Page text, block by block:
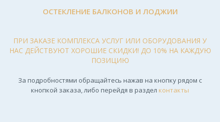
ОСТЕКЛЕНИЕ БАЛКОНОВ И ЛОДЖИИ
ПРИ ЗАКАЗЕ КОМПЛЕКСА УСЛУГ ИЛИ ОБОРУДОВАНИЯ У
НАС ДЕЙСТВУЮТ ХОРОШИЕ СКИДКИ! ДО 10% НА КАЖДУЮ
ПОЗИЦИЮ
За подробностями обращайтесь нажав на кнопку рядом с
кнопкой заказа, либо перейдя в раздел контакты